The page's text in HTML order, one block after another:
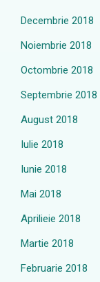
Decembrie 2018
Noiembrie 2018
Octombrie 2018
Septembrie 2018
August 2018
Iulie 2018
Iunie 2018
Mai 2018
Aprilieie 2018
Martie 2018
Februarie 2018